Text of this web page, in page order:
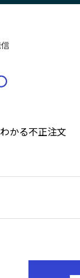
かる不正注文